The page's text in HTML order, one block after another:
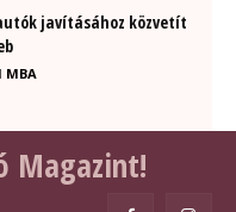
javításához közvetít
MBA
Magazint!